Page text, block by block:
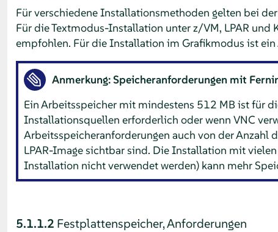
Für verschiedene Installationsmethoden gelten bei
Für die Textmodus-Installation unter z/VM, LPAR
empfohlen. Für die Installation im Grafikmodus ist
Anmerkung: Speicheranforderungen mit
Ein Arbeitsspeicher mit mindestens 512 MB ist für
Installationsquellen erforderlich oder wenn VNC
Arbeitsspeicheranforderungen auch von der Anzahl
LPAR-Image sichtbar sind. Die Installation mit
Installation nicht verwendet werden) kann mehr
5.1.1.2 Festplattenspeicher, Anforderungen